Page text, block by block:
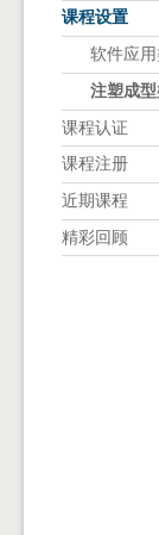
课程设置
软件应用
注塑成
课程认证
课程注册
近期课程
精彩回顾